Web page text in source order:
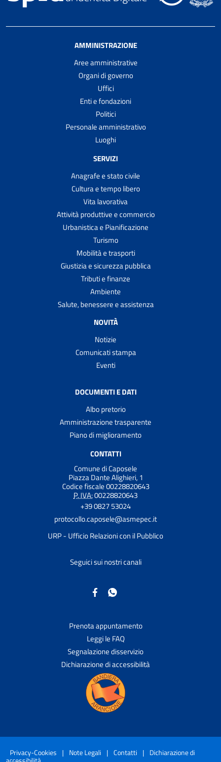
AMMINISTRAZIONE
Aree amministrative
Organi di governo
Uffici
Enti e fondazioni
Politici
Personale amministrativo
Luoghi
SERVIZI
Anagrafe e stato civile
Cultura e tempo libero
Vita lavorativa
Attività produttive e commercio
Urbanistica e Pianificazione
Turismo
Mobilità e trasporti
Giustizia e sicurezza pubblica
Tributi e finanze
Ambiente
Salute, benessere e assistenza
NOVITÀ
Notizie
Comunicati stampa
Eventi
DOCUMENTI E DATI
Albo pretorio
Amministrazione trasparente
Piano di miglioramento
CONTATTI
Comune di Caposele
Piazza Dante Alighieri, 1
Codice fiscale 00228820643
P. IVA:00228820643
+39 0827 53024
protocollo.caposele@asmepec.it
URP - Ufficio Relazioni con il Pubblico
Seguici sui nostri canali
Prenota appuntamento
Leggi le FAQ
Segnalazione disservizio
Dichiarazione di accessibilità
Privacy-Cookies | Note Legali | Contatti | Dichiarazione di